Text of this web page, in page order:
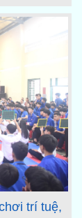
trí tuệ,